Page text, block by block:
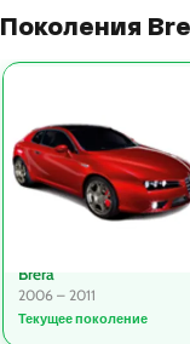
Поколения
Brera
2006 – 2011
Текущее поколение